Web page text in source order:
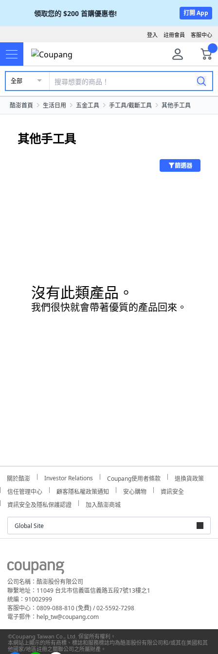
領取您的 $200 首購優惠卷! 打開 App
客服中心
註冊會員
登入
全部
酷澎首頁 生活日用 五金工具 手工具/截斷工具 其他手工具
其他手工具
篩選器
沒有此類產品。
我們很快就會帶著優質的產品回來。
關於酷澎 Investor Relations Coupang使用者條款
退換貨政策
信任管理中心
顧客隱私權政策通知 安心購物
資訊安全
資訊安全及隱私保護認證
加入酷澎商城
Global Site
公司名稱：酷澎股份有限公司
聯繫地址：11049 台北市信義區信義路五段7號13樓之1
統編：91002999
客服中心：0809-088-810 (免費) / 02-5592-7298
電子郵件：help_tw@coupang.com
©Coupang Taiwan Co., Ltd. 保留所有權利。
本網站上顯示的所有商標、標誌和服務標誌均為酷澎股份有限公司和/或其在美國和其
他國家/地區註冊之關聯公司之所屬財產。